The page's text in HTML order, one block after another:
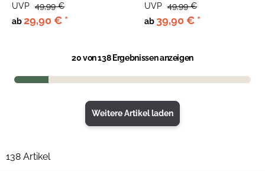
ab29,90 € *
UVP 49,99 €
Light
ab 39,90 € *
UVP 49,99 €
20von 138 Ergebnissen anzeigen
Weitere Artikel laden
138 Artikel